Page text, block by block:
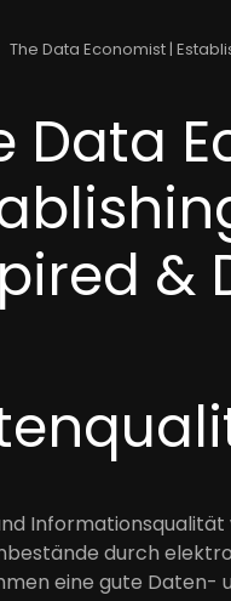
The Data Economist |
Data
&
Informationsqualität
durch
eine gute Daten-